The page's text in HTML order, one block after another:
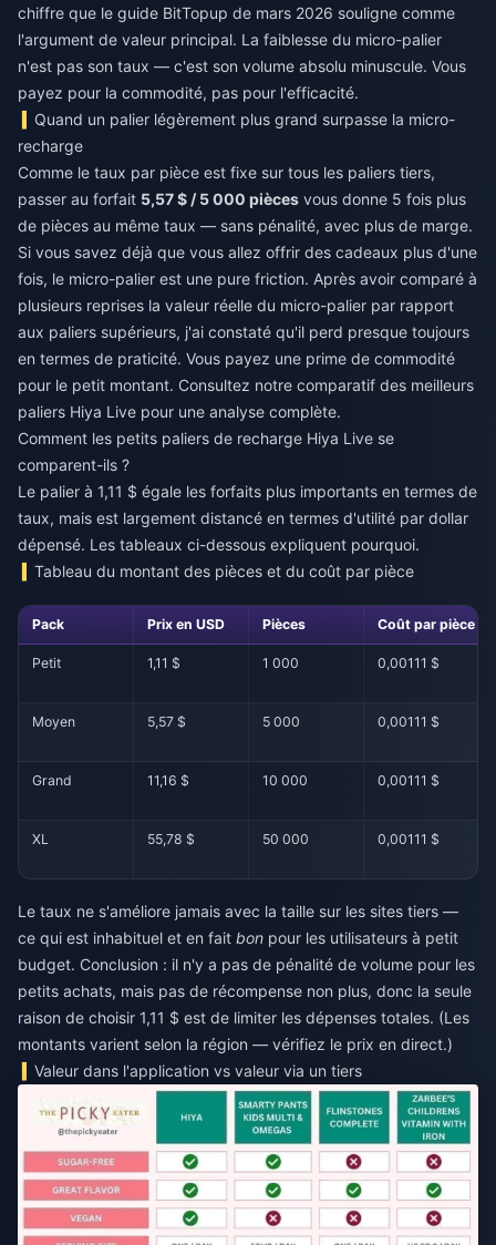
chiffre que le guide BitTopup de mars 2026 souligne comme
l'argument de valeur principal. La faiblesse du micro-palier
n'est pas son taux — c'est son volume absolu minuscule. Vous
payez pour la commodité, pas pour l'efficacité.
Quand un palier légèrement plus grand surpasse la micro-
recharge
Comme le taux par pièce est fixe sur tous les paliers tiers,
passer au forfait 5,57 $ / 5 000 pièces vous donne 5 fois plus
de pièces au même taux — sans pénalité, avec plus de marge.
Si vous savez déjà que vous allez offrir des cadeaux plus d'une
fois, le micro-palier est une pure friction. Après avoir comparé à
plusieurs reprises la valeur réelle du micro-palier par rapport
aux paliers supérieurs, j'ai constaté qu'il perd presque toujours
en termes de praticité. Vous payez une prime de commodité
pour le petit montant. Consultez notre comparatif des meilleurs
paliers Hiya Live pour une analyse complète.
Comment les petits paliers de recharge Hiya Live se
comparent-ils ?
Le palier à 1,11 $ égale les forfaits plus importants en termes de
taux, mais est largement distancé en termes d'utilité par dollar
dépensé. Les tableaux ci-dessous expliquent pourquoi.
Tableau du montant des pièces et du coût par pièce
Pack Prix en USD Pièces Coût par pièce
Petit 1,11 $ 1 000 0,00111 $
Moyen 5,57 $ 5 000 0,00111 $
Grand 11,16 $ 10 000 0,00111 $
XL 55,78 $ 50 000 0,00111 $
Le taux ne s'améliore jamais avec la taille sur les sites tiers —
ce qui est inhabituel et en fait bon pour les utilisateurs à petit
budget. Conclusion : il n'y a pas de pénalité de volume pour les
petits achats, mais pas de récompense non plus, donc la seule
raison de choisir 1,11 $ est de limiter les dépenses totales. (Les
montants varient selon la région — vérifiez le prix en direct.)
Valeur dans l'application vs valeur via un tiers